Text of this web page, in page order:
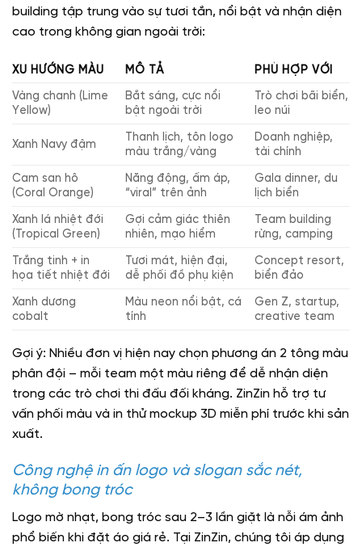
building tập trung vào sự tươi tắn, nổi bật và nhận diện
cao trong không gian ngoài trời:
XU HƯỚNG MÀU MÔ TẢ
PHÙ HỢP VỚI
Vàng chanh (Lime
Yellow)
Bắt sáng, cực nổi
bật ngoài trời
Trò chơi bãi biển,
leo núi
Xanh Navy đậm
Thanh lịch, tôn logo
màu trắng/vàng
Doanh nghiệp,
tài chính
Cam san hô
(Coral Orange)
Năng động, ấm áp,
“viral” trên ảnh
Gala dinner, du
lịch biển
Xanh lá nhiệt đới
(Tropical Green)
Gợi cảm giác thiên
nhiên, mạo hiểm
Team building
rừng, camping
Trắng tinh + in
họa tiết nhiệt đới
Tươi mát, hiện đại,
dễ phối đồ phụ kiện
Concept resort,
biển đảo
Xanh dương
cobalt
Màu neon nổi bật, cá
tính
Gen Z, startup,
creative team
Gợi ý: Nhiều đơn vị hiện nay chọn phương án 2 tông màu
phân đội – mỗi team một màu riêng để dễ nhận diện
trong các trò chơi thi đấu đối kháng. ZinZin hỗ trợ tư
vấn phối màu và in thử mockup 3D miễn phí trước khi sản
xuất.
Công nghệ in ấn logo và slogan sắc nét,
không bong tróc
Logo mờ nhạt, bong tróc sau 2–3 lần giặt là nỗi ám ảnh
phổ biến khi đặt áo giá rẻ. Tại ZinZin, chúng tôi áp dụng